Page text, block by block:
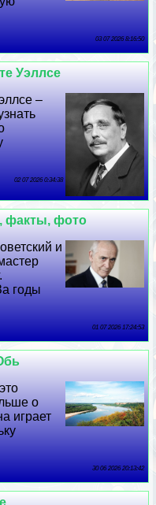
03 07 2026 8:16:50
Уэллсе
–
02 07 2026 0:34:38
факты, фото
и
годы
01 07 2026 17:24:53
о
играет
30 06 2026 20:13:42